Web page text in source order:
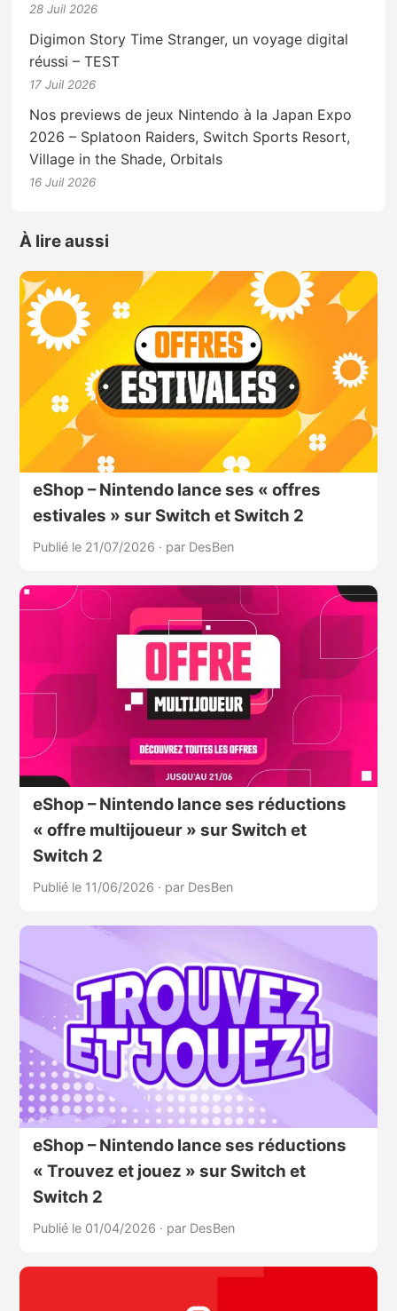
28 Juil 2026
Digimon Story Time Stranger, un voyage digital
réussi – TEST
17 Juil 2026
Nos previews de jeux Nintendo à la Japan Expo
2026 – Splatoon Raiders, Switch Sports Resort,
Village in the Shade, Orbitals
16 Juil 2026
À lire aussi
eShop – Nintendo lance ses « offres
estivales » sur Switch et Switch 2
Publié le 21/07/2026 · par DesBen
eShop – Nintendo lance ses réductions
« offre multijoueur » sur Switch et
Switch 2
Publié le 11/06/2026 · par DesBen
eShop – Nintendo lance ses réductions
« Trouvez et jouez » sur Switch et
Switch 2
Publié le 01/04/2026 · par DesBen